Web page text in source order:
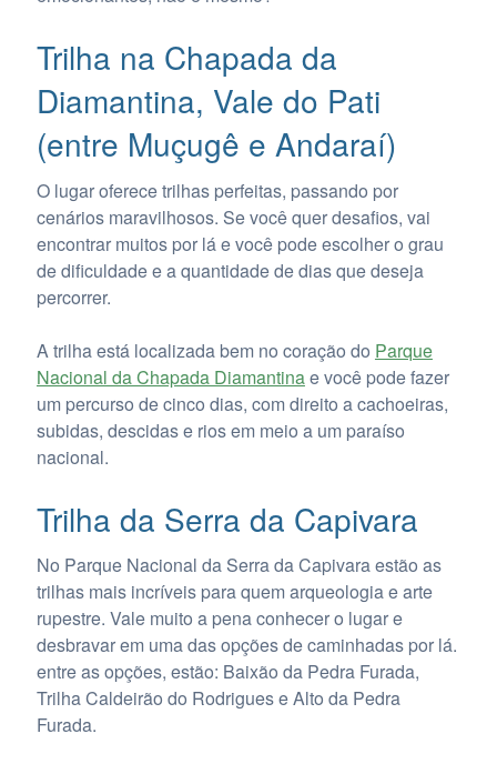
Trilha na Chapada da
Diamantina, Vale do Pati
(entre Muçugê e Andaraí)
O lugar oferece trilhas perfeitas, passando por
cenários maravilhosos. Se você quer desafios, vai
encontrar muitos por lá e você pode escolher o grau
de dificuldade e a quantidade de dias que deseja
percorrer.
A trilha está localizada bem no coração do Parque
Nacional da Chapada Diamantinae você pode fazer
um percurso de cinco dias, com direito a cachoeiras,
subidas, descidas e rios em meio a um paraíso
nacional.
Trilha da Serra da Capivara
No Parque Nacional da Serra da Capivara estão as
trilhas mais incríveis para quem arqueologia e arte
rupestre. Vale muito a pena conhecer o lugar e
desbravar em uma das opções de caminhadas por lá.
entre as opções, estão: Baixão da Pedra Furada,
Trilha Caldeirão do Rodrigues e Alto da Pedra
Furada.